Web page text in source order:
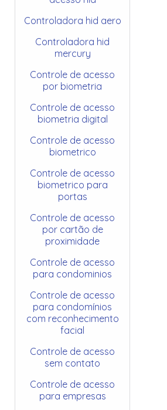
Controladora hid aero
Controladora hid
mercury
Controle de acesso
por biometria
Controle de acesso
biometria digital
Controle de acesso
biometrico
Controle de acesso
biometrico para
portas
Controle de acesso
por cartão de
proximidade
Controle de acesso
para condominios
Controle de acesso
para condomínios
com reconhecimento
facial
Controle de acesso
sem contato
Controle de acesso
para empresas